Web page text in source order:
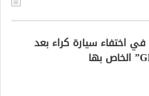
اختفاء سيارة كراء بعد